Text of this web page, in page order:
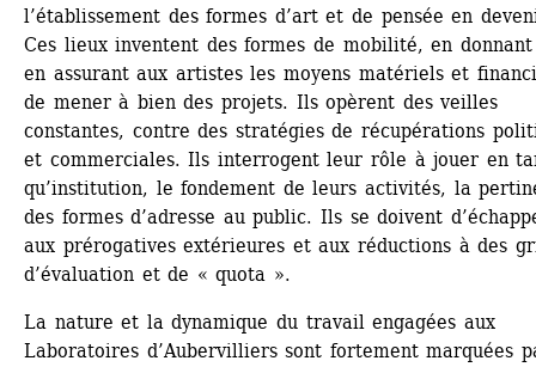
l’établissement des formes d’art et de pensée en
Ces lieux inventent des formes de mobilité, en
en assurant aux artistes les moyens matériels et
de mener à bien des projets. Ils opèrent des veilles
constantes, contre des stratégies de récupérations
et commerciales. Ils interrogent leur rôle à jouer en
qu’institution, le fondement de leurs activités, la
des formes d’adresse au public. Ils se doivent
aux prérogatives extérieures et aux réductions à des
d’évaluation et de « quota ».
La nature et la dynamique du travail engagées aux
Laboratoires d’Aubervilliers sont fortement marquées